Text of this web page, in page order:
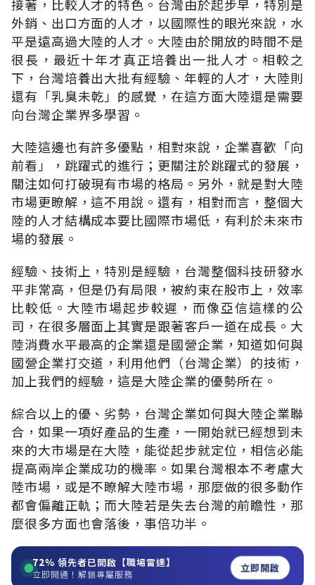
接著，比較人才的特色。台灣由於起步早，特別是
外銷、出口方面的人才，以國際性的眼光來說，水
平是遠高過大陸的人才。大陸由於開放的時間不是
很長，最近十年才真正培養出一批人才。相較之
下，台灣培養出大批有經驗、年輕的人才，大陸則
還有「乳臭未乾」的感覺，在這方面大陸還是需要
向台灣企業界多學習。
大陸這邊也有許多優點，相對來說，企業喜歡「向
前看」，跳躍式的進行；更關注於跳躍式的發展，
關注如何打破現有市場的格局。另外，就是對大陸
市場更瞭解，這不用說。還有，相對而言，整個大
陸的人才結構成本要比國際市場低，有利於未來市
場的發展。
經驗、技術上，特別是經驗，台灣整個科技研發水
平非常高，但是仍有局限，被約束在股市上，效率
比較低。大陸市場起步較遲，而像亞信這樣的公
司，在很多層面上其實是跟著客戶一道在成長。大
陸消費水平最高的企業還是國營企業，知道如何與
國營企業打交道，利用他們（台灣企業）的技術，
加上我們的經驗，這是大陸企業的優勢所在。
綜合以上的優、劣勢，台灣企業如何與大陸企業聯
合，如果一項好產品的生產，一開始就已經想到未
來的大市場是在大陸，能從起步就定位，相信必能
提高兩岸企業成功的機率。如果台灣根本不考慮大
陸市場，或是不瞭解大陸市場，那麼做的很多動作
都會偏離正軌；而大陸若是失去台灣的前瞻性，那
麼很多方面也會落後，事倍功半。
72% 領先者已開啟【職場雷達】
立即開通！解鎖專屬服務 立即開啟